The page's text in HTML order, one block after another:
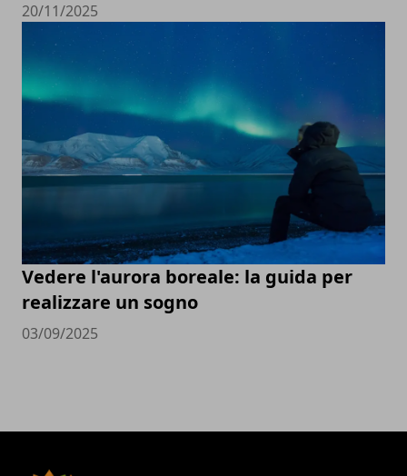
20/11/2025
Vedere l'aurora boreale: la guida per
realizzare un sogno
03/09/2025